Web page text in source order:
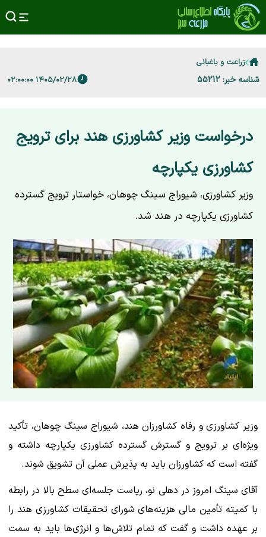
زراعت و باغبانی
شناسه خبر: 55212 ۱۴۰۵/۰۲/۲۸ ۰۲:۰۰:۰۰
درخواست وزیر کشاورزی هند برای ترویج
کشاورزی یکپارچه
وزیر کشاورزی، شیوراج سینگ چوهان، خواستار ترویج گسترده
کشاورزی یکپارچه در هند شد.
وزیر کشاورزی و رفاه کشاورزان هند، شیوراج سینگ چوهان، تأکید
ویژه‌ای بر ترویج و گسترش گسترده کشاورزی یکپارچه داشته و
گفته است که کشاورزان باید به پذیرش عملی آن تشویق شوند.
آقای سینگ امروز در دهلی نو، ریاست جلسه‌ای سطح بالا در رابطه
با کمیته تأمین مالی هزینه‌های شورای تحقیقات کشاورزی هند را
بر عهده داشت و گفت که تمام تلاش‌ها و انرژی‌ها باید به سمت